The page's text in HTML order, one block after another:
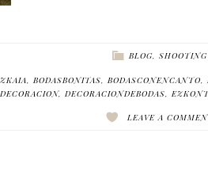
BLOG, SHOOTING
, BODASBONITAS, BODASCONENCANTO,
DECORACION, DECORACIONDEBODAS,
LEAVE A